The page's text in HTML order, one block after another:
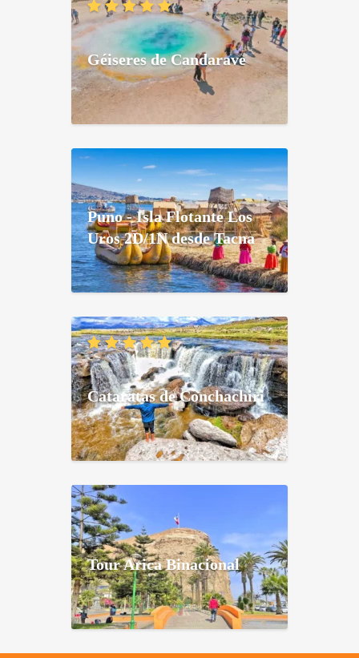
Géiseres de Candarave
Puno - Isla Flotante Los
Uros 2D/1N desde Tacna
Cataratas de Conchachiri
Tour Arica Binacional